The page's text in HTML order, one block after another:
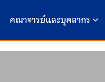
คณาจารย์และบุคลากร